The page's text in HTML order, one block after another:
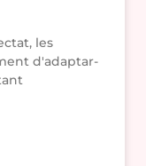
les
d'adaptar-